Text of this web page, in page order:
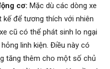
cơ: Mặc dù các dòng xe
để tương thích với nhiên
cũ có thể phát sinh lo ngại
linh kiện. Điều này có
tăng thêm cho một số chủ